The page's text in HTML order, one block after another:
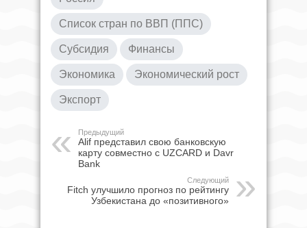
Список стран по ВВП (ППС)
Субсидия Финансы
Экономика Экономический рост
Экспорт
Предыдущий
Alif представил свою банковскую
карту совместно с UZCARD и Davr
Bank
Следующий
Fitch улучшило прогноз по рейтингу
Узбекистана до «позитивного»